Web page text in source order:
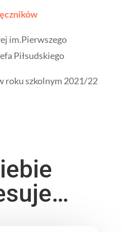
im.Pierwszego
Piłsudskiego
roku szkolnym 2021/22